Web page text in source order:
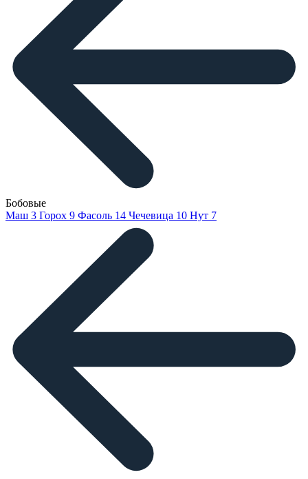
Бобовые
Маш 3 Горох 9 Фасоль 14 Чечевица 10 Нут 7